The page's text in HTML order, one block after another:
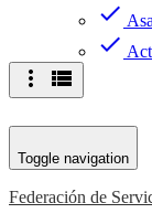
check
check
more_vert view_list
Toggle navigation
Federación de